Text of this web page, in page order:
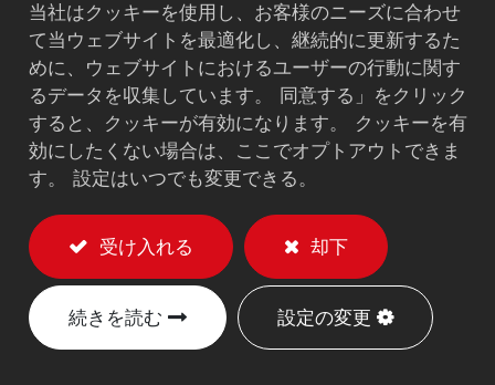
テレビスイングアウトアー
ム
268CS
説明
※モニターは除く
当社はクッキーを使用し、お客様のニーズに合わせ
て当ウェブサイトを最適化し、継続的に更新するた
めに、ウェブサイトにおけるユーザーの行動に関す
るデータを収集しています。 同意する」をクリック
すると、クッキーが有効になります。 クッキーを有
効にしたくない場合は、ここでオプトアウトできま
す。 設定はいつでも変更できる。
受け入れる 却下
続きを読む 設定の変更